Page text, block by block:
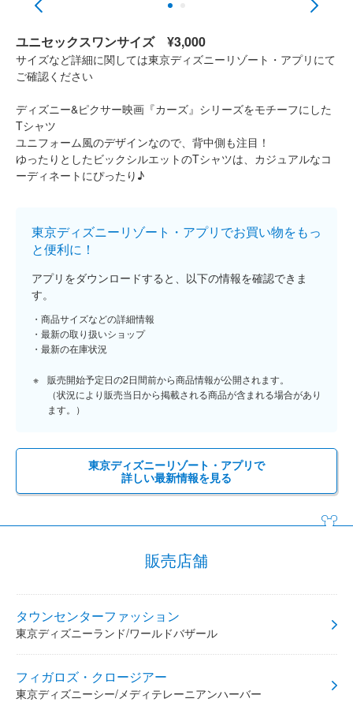
ユニセックスワンサイズ¥3,000
サイズなど詳細に関しては東京ディズニーリゾート・アプリにて
ご確認ください
ディズニー&ピクサー映画『カーズ』シリーズをモチーフにした
Tシャツ
ユニフォーム風のデザインなので、背中側も注目！
ゆったりとしたビックシルエットのTシャツは、カジュアルなコ
ーディネートにぴったり♪
東京ディズニーリゾート・アプリでお買い物をもっ
と便利に！
アプリをダウンロードすると、以下の情報を確認できま
す。
商品サイズなどの詳細情報
最新の取り扱いショップ
最新の在庫状況
販売開始予定日の2日間前から商品情報が公開されます。
（状況により販売当日から掲載される商品が含まれる場合があり
ます。）
東京ディズニーリゾート・アプリで
詳しい最新情報を見る
販売店舗
タウンセンターファッション
東京ディズニーランド/ワールドバザール
フィガロズ・クロージアー
東京ディズニーシー/メディテレーニアンハーバー